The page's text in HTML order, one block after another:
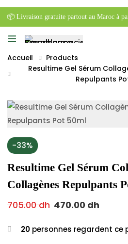
📦 Livraison gratuite partout au Maroc à
Accueil
Products
Resultime Gel Sérum
Repulpants
-33%
Resultime Gel Sérum
Collagènes Repulpants
705.00dh 470.00 dh
20 personnes regardent ce